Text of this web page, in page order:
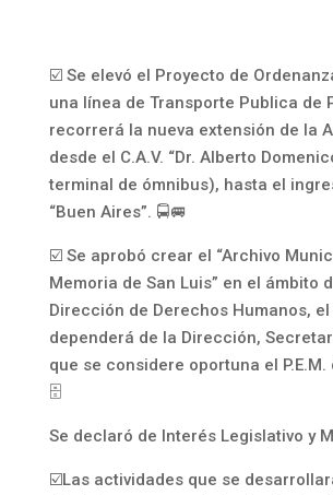
☑️ Se elevó el Proyecto de
una línea de Transporte Publica de
recorrerá la nueva extensión de la
desde el C.A.V. “Dr. Alberto
terminal de ómnibus), hasta el
“Buen Aires”. 🚍🚐
☑️ Se aprobó crear el “Archivo
Memoria de San Luis” en el ámbito
Dirección de Derechos Humanos,
dependerá de la Dirección,
que se considere oportuna el P.E.M.
🗄️
Se declaró de Interés Legislativo y
☑️Las actividades que se